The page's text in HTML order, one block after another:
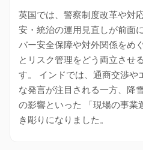
英国では、警察制度改革や対
安・統治の運用見直しが前面
バー安全保障や対外関係をめ
とリスク管理をどう両立させ
す。 インドでは、通商交渉や
な発言が注目される一方、降
の影響といった 「現場の事業
き彫りになりました。